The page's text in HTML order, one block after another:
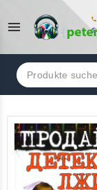
Suchen
nach: